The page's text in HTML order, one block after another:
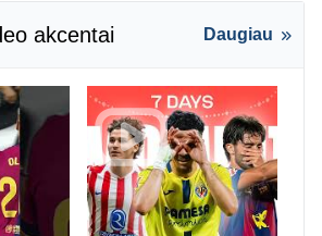
akcentai Daugiau